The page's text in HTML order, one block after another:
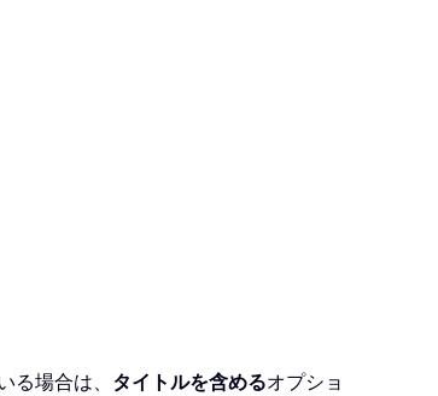
場合は、 タイトルを含めるオプショ